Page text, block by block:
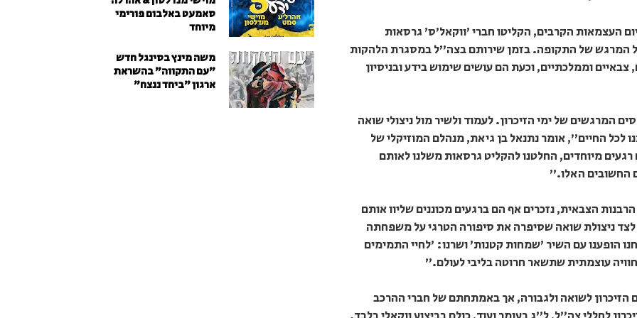
העצמאות הקרבים, הקליטו חברי 'ווקאל'ס' גרסאות
המרגש של התקופה. בזמן שירותם בצה"ל במסגרת הלהקות
וממלכתיים, וכעת הם עושים שימוש בידע ובניסיון
המרגשים של ימי הזיכרון. לעמוד ולשיר מול ניצולי שואה
לכל החיים", אומר נתנאל בן גיאת, מנהלם המוזיקלי של
מיוחדים, החלטנו להקליט גרסאות משלנו לאותם
החשובים האלו."
הצבאית, נזכרים אף הם ברגעים מכוננים שליוו אותם
ניצולת שואה שסיפרה את סיפורה הטרגי על משפחתה
הופענו עם השיר 'שמחות קטנות' ושרנו: 'לחיי התמימים
עוצמתית שתשאר חרוטה בליבי לעולם."
הזיכרון לשואה ולגבורה, אך באמתחתם של חברי ההרכב
סאמעט באלבום פורימי
מיוחד
משה מינץ בסינגל חדש
״עם התקווה״ בהשראת
ארגון "ביחד ננצח"